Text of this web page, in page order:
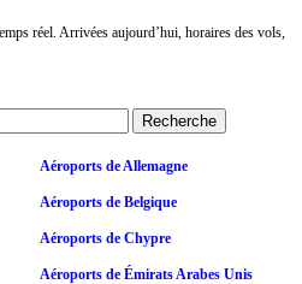
réel. Arrivées aujourd’hui, horaires des vols,
Aéroports de Allemagne
Aéroports de Belgique
Aéroports de Chypre
Aéroports de Émirats Arabes Unis